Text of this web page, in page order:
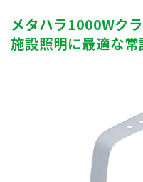
メタハラ1000Wク
施設照明に最適な常